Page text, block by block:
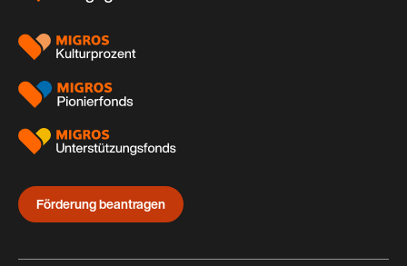
Förderung beantragen